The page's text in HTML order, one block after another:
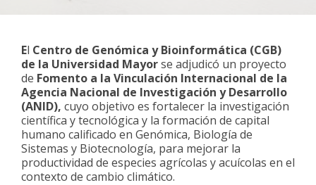
El Centro de Genómica y Bioinformática (CGB)
de la Universidad Mayorse adjudicó un proyecto
de Fomento a la Vinculación Internacional de la
Agencia Nacional de Investigación y Desarrollo
(ANID), cuyo objetivo es fortalecer la investigación
científica y tecnológica y la formación de capital
humano calificado en Genómica, Biología de
Sistemas y Biotecnología, para mejorar la
productividad de especies agrícolas y acuícolas en el
contexto de cambio climático.